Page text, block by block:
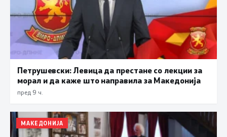
Петрушевски: Левица да престане со лекции за
морал и да каже што направила за Македонија
пред 9 ч.
МАКЕДОНИЈА